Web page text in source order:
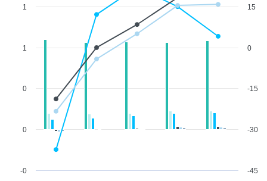
-0
0
0
1
1
-45
-30
-15
0
15